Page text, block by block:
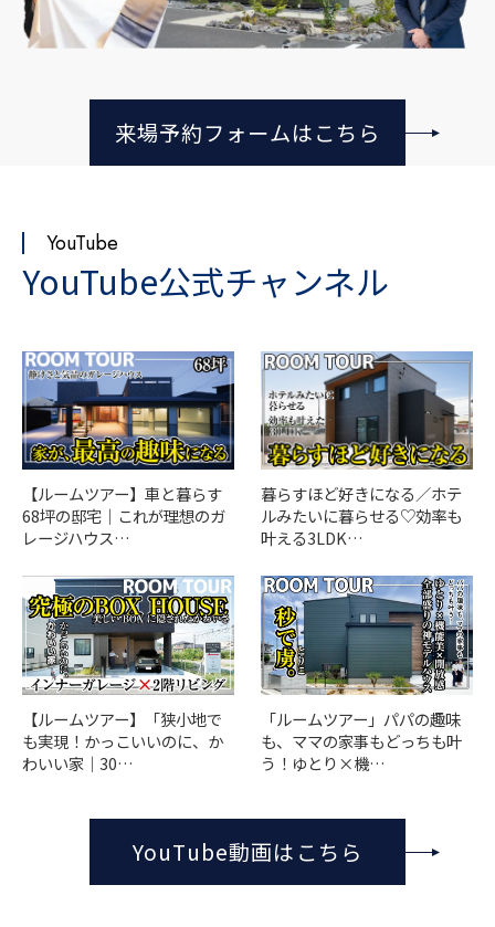
来場予約フォームはこちら
YouTube
YouTube公式チャンネル
【ルームツアー】車と暮らす
68坪の邸宅｜これが理想のガ
レージハウス…
暮らすほど好きになる／ホテ
ルみたいに暮らせる♡効率も
叶える3LDK…
【ルームツアー】「狭小地で
も実現！かっこいいのに、か
わいい家｜30…
「ルームツアー」パパの趣味
も、ママの家事もどっちも叶
う！ゆとり×機…
YouTube動画はこちら